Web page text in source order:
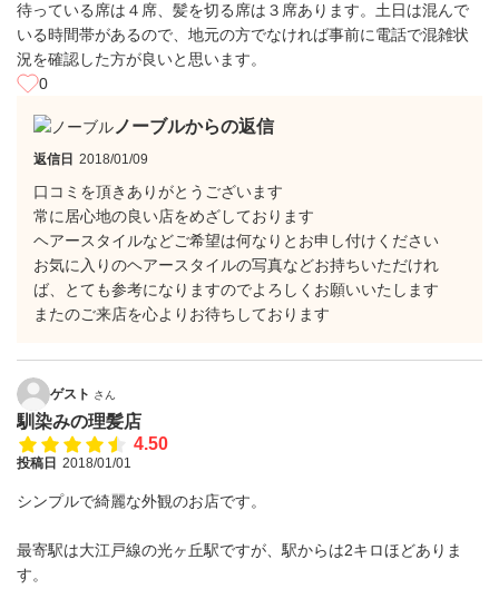
待っている席は４席、髪を切る席は３席あります。土日は混んで
いる時間帯があるので、地元の方でなければ事前に電話で混雑状
況を確認した方が良いと思います。
0
ノーブルからの返信
返信日 2018/01/09
口コミを頂きありがとうございます
常に居心地の良い店をめざしております
ヘアースタイルなどご希望は何なりとお申し付けください
お気に入りのヘアースタイルの写真などお持ちいただけれ
ば、とても参考になりますのでよろしくお願いいたします
またのご来店を心よりお待ちしております
ゲスト さん
馴染みの理髪店
4.50
投稿日 2018/01/01
シンプルで綺麗な外観のお店です。
最寄駅は大江戸線の光ヶ丘駅ですが、駅からは2キロほどありま
す。